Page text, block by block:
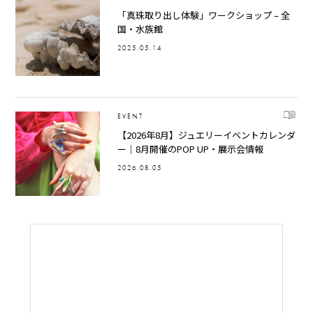
「真珠取り出し体験」ワークショップ – 全
国・水族館
2025.05.14
EVENT
【2026年8月】ジュエリーイベントカレンダ
ー｜8月開催のPOP UP・展示会情報
2026.08.05